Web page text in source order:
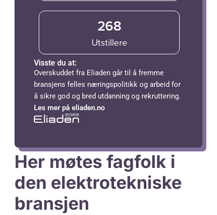
Utstillere
268
Visste du at:
Overskuddet fra Eliaden går til å fremme
bransjens felles næringspolitikk og arbeid for
å sikre god og bred utdanning og rekruttering.
Les mer på eliaden.no
Her møtes fagfolk i
den elektrotekniske
bransjen